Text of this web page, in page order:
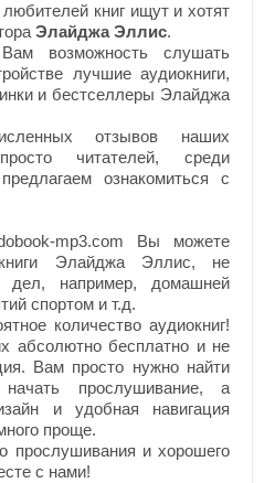
книг ищут и хотят
Элайджа Эллис.
возможность слушать
лучшие аудиокниги,
и бестселлеры Элайджа
отзывов наших
читателей, среди
ознакомиться с
mp3.com Вы можете
Элайджа Эллис, не
дел, например, домашней
спортом и т.д.
количество аудиокниг!
абсолютно бесплатно и не
Вам просто нужно найти
прослушивание, а
и удобная навигация
проще.
прослушивания и хорошего
с нами!